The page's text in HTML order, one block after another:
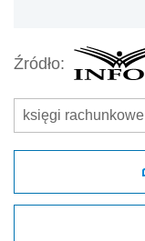
Źródło:
księgi rachunkowe